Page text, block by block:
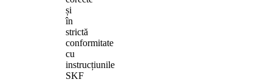
și
în
strictă
conformitate
cu
instrucțiunile
SKF